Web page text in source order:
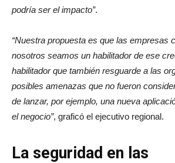
podría ser el impacto”.
“Nuestra propuesta es que las empresas
nosotros seamos un habilitador de ese
habilitador que también resguarde a las
posibles amenazas que no fueron
de lanzar, por ejemplo, una nueva
el negocio”, graficó el ejecutivo regional.
La seguridad en las